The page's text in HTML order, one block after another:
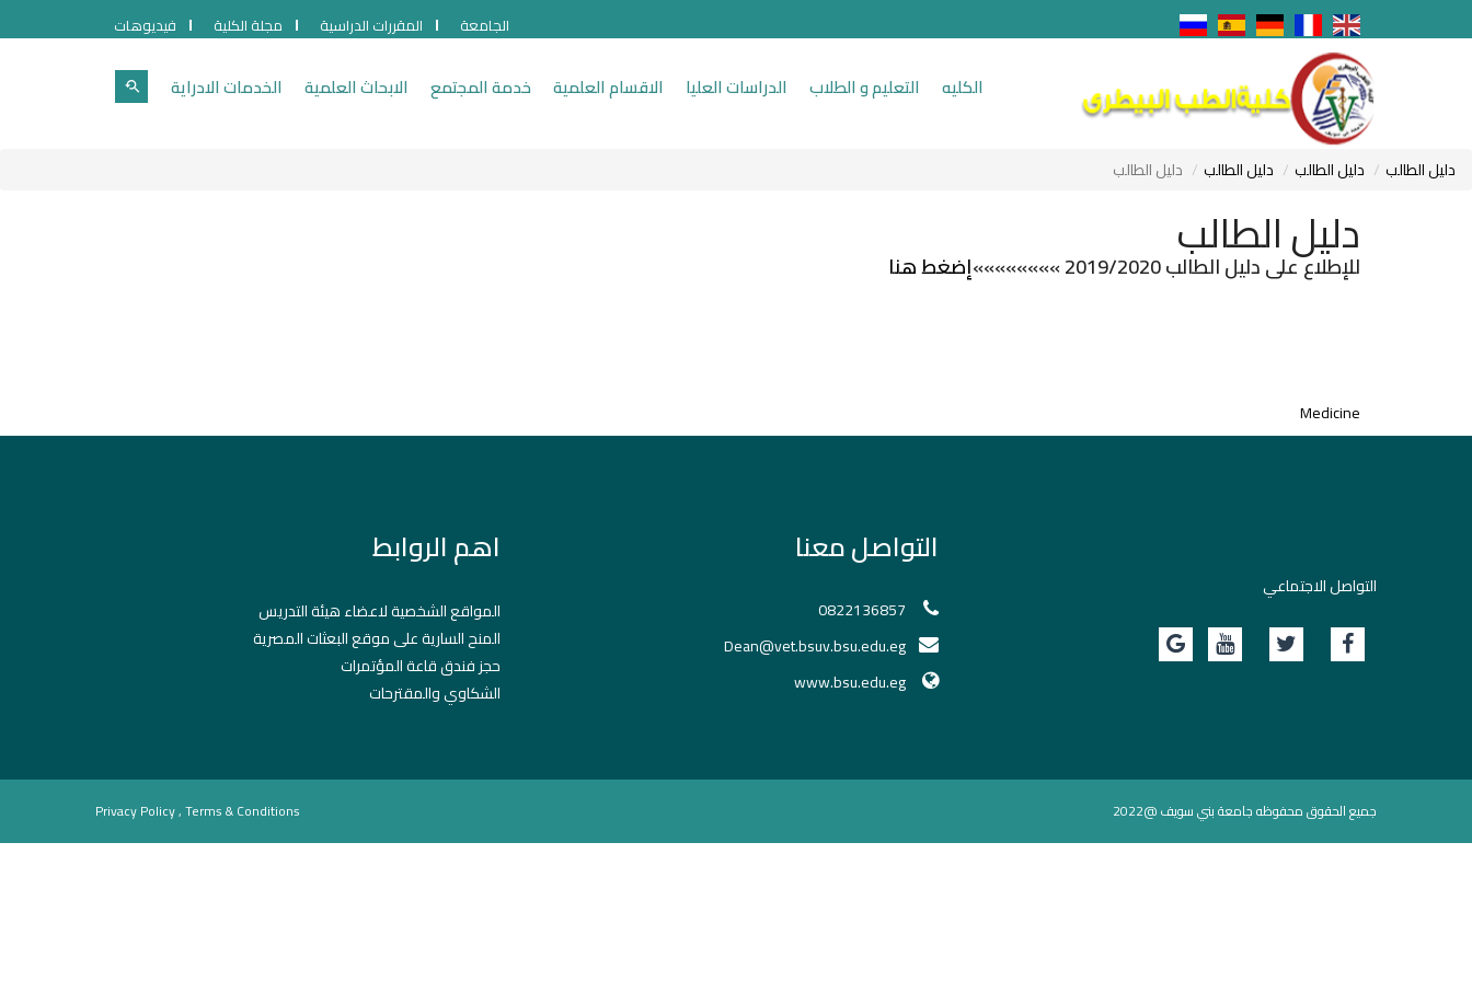
الجامعة المقررات الدراسية مجلة الكلية فيديوهات
الكليه التعليم و الطلاب الدراسات العليا الاقسام العلمية خدمة المجتمع الابحاث العلمية الخدمات الادراية
دليل الطالب دليل الطالب دليل الطالب دليل الطالب
دليل الطالب
للإطلاع على دليل الطالب 2019/2020 »»»»»»»» إضغط هنا
Medicine
التواصل الاجتماعي
التواصل معنا
0822136857
Dean@vet.bsuv.bsu.edu.eg
www.bsu.edu.eg
اهم الروابط
المواقع الشخصية لاعضاء هيئة التدريس
المنح السارية على موقع البعثات المصرية
حجز فندق قاعة المؤتمرات
الشكاوي والمقترحات
جميع الحقوق محفوظه جامعة بني سويف @2022 Privacy Policy , Terms & Conditions